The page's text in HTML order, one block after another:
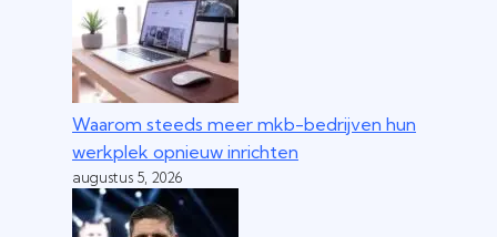
Waarom steeds meer mkb-bedrijven hun
werkplek opnieuw inrichten
augustus 5, 2026